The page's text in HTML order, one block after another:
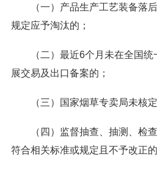
（一）产品生产工艺装备落
规定应予淘汰的；
（二）最近6个月未在全国
展交易及出口备案的；
（三）国家烟草专卖局未核
（四）监督抽查、抽测、检
符合相关标准或规定且不予改正的